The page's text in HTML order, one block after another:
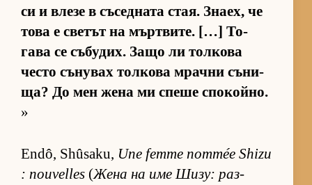
си и влезе в съ­сед­ната стая. Зна­ех, че
това е све­тът на мър­т­ви­те. […] То­
гава се съ­бу­дих. Защо ли тол­кова
често съ­ну­вах тол­кова мрачни съ­ни­
ща? До мен жена ми спеше спо­кой­но.
»
Endô, Shûsaku, Une femme nommée Shizu
: nouvelles (Жена на име Ши­зу: раз­